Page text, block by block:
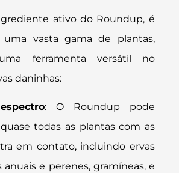
ativo do Roundup, é
uma vasta gama de plantas,
ferramenta versátil no
daninhas:
: O Roundup pode
todas as plantas com as
em contato, incluindo ervas
anuais e perenes, gramíneas, e